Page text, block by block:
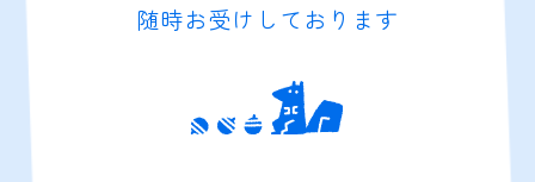
随時お受けしております